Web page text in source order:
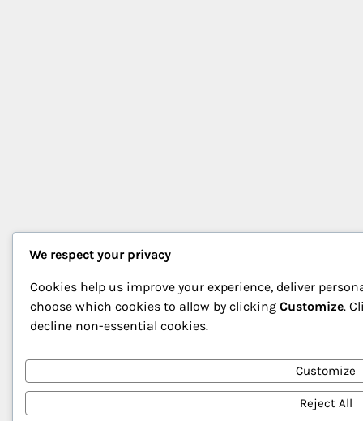
We respect your privacy
Cookies help us improve your experience, deliver
choose which cookies to allow by clicking Customize.
decline non-essential cookies.
Customize
Reject All